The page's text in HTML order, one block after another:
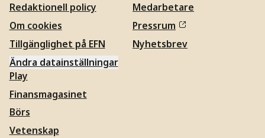
Redaktionell policy
Om cookies
Tillgänglighet på EFN
Ändra datainställningar
Medarbetare
Pressrum
Nyhetsbrev
Play
Finansmagasinet
Börs
Vetenskap